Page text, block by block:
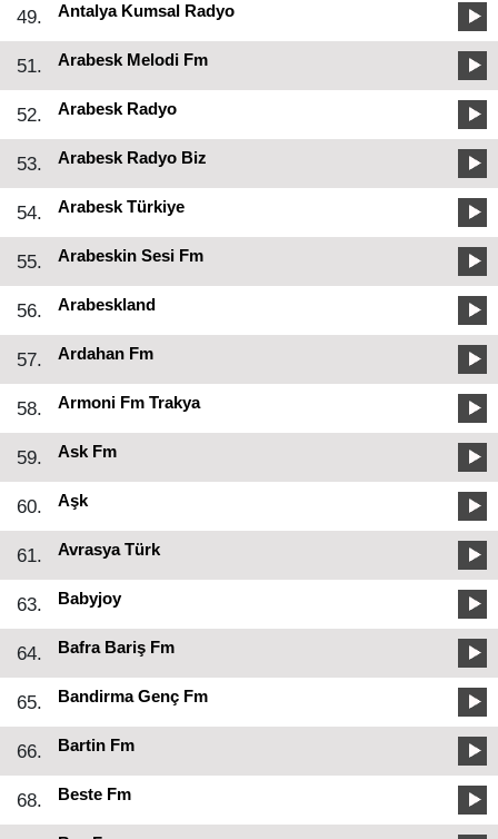
49. Antalya Kumsal Radyo
51. Arabesk Melodi Fm
52. Arabesk Radyo
53. Arabesk Radyo Biz
54. Arabesk Türkiye
55. Arabeskin Sesi Fm
56. Arabeskland
57. Ardahan Fm
58. Armoni Fm Trakya
59. Ask Fm
60. Aşk
61. Avrasya Türk
63. Babyjoy
64. Bafra Bariş Fm
65. Bandirma Genç Fm
66. Bartin Fm
68. Beste Fm